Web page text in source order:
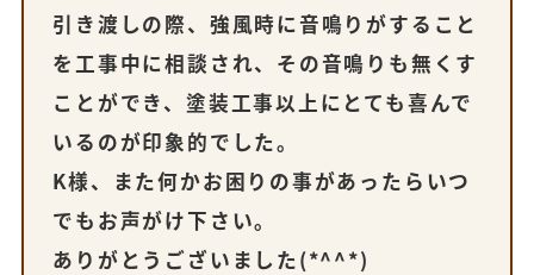
引き渡しの際、強風時に音鳴りがすること
を工事中に相談され、その音鳴りも無くす
ことができ、塗装工事以上にとても喜んで
いるのが印象的でした。
K様、また何かお困りの事があったらいつ
でもお声がけ下さい。
ありがとうございました(*^^*)